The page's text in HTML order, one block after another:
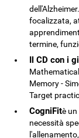
focalizzata,
termine,
Il CD con i
Memory -
Target
CogniFitè
necessità